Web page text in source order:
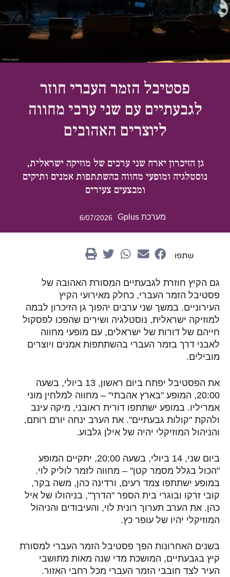
פסטיבל הזמר העברי חוזר
לגבעתיים עם שני ערבי מחווה
ליוצרים האהובים
גן הזיכרון יארח שני ערבים של מוזיקה ישראלית,
נוסטלגיה ומופעי מחווה בהשתתפות אמנים ותיקים
ומבצעים צעירים
מערכת Gplus 6/07/2026
שתפו
גם הקיץ חוזרת לגבעתיים המסורת האהובה של
פסטיבל הזמר העברי, כחלק מאירועי הקיץ
העירוניים. במשך שני ערבים יהפוך גן הזיכרון לבמה
למוזיקה ישראלית, נוסטלגיה ושירים שהפכו לפסקול
חייהם של דורות של ישראלים, עם מופעי מחווה
לאבני דרך בזמר העברי בהשתתפות אמנים ויוצרים
מובילים.
את הפסטיבל יפתח ביום ראשון, 13 ביולי, בשעה
20:00, המופע "בארץ אהבתי" – מחווה למלחין מוני
אמריליו. במופע ישתתפו דורית ראובני, מיקה עינב
ולהקת "קולות גבעתיים". את הערב ינחה יורם רותם,
והניהול המוזיקלי יהיה של אילן גלבוע.
ביום שני, 14 ביולי, בשעה 20:00, יתקיים המופע
"הכול בגלל מסמר קטן" – מחווה לזמר לוליק לוי.
במופע ישתתפו צמד רעים, ורדינה כהן, משה בקר,
קובי זרקו ובוגרי בית הספר "הדרך", בניהולו של איל
כהן. את הערב תערוך רונית לוי, והעיבודים והניהול
המוזיקלי יהיו של עופר כץ.
בשנים האחרונות הפך פסטיבל הזמר העברי למסורת
קיץ בגבעתיים, המושכת מדי שנה מאות מתושבי
העיר לצד חובבי הזמר העברי מכל רחבי האזור.